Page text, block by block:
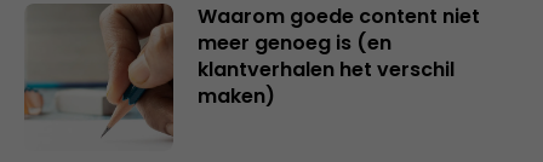
Waarom goede content niet
meer genoeg is (en
klantverhalen het verschil
maken)